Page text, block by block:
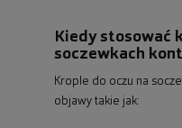
Kiedy stosować
soczewkach
Krople do oczu na
objawy takie jak: